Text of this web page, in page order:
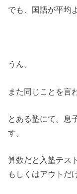
でも、国語が平均
うん。
また同じことを言
とある塾にて。息
す。
算数だと入塾テス
もしくはアウトだ